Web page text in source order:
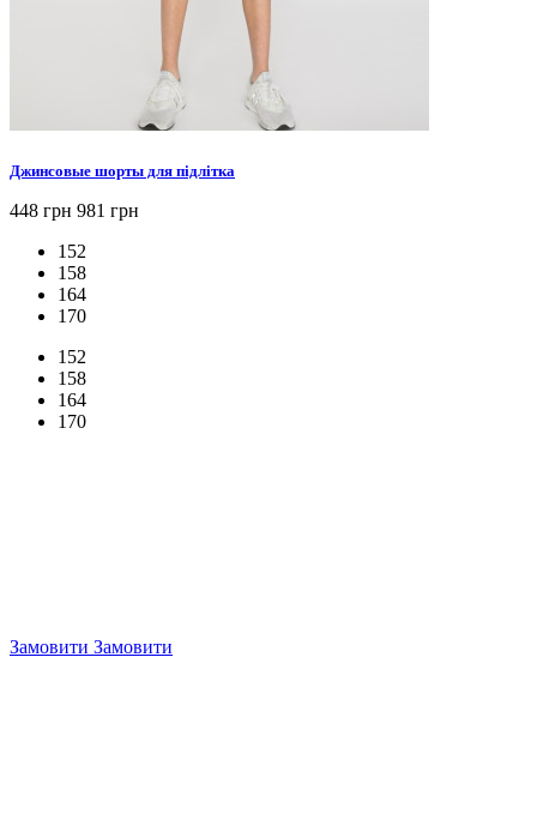
Джинсовые шорты для підлітка
448 грн 981 грн
152
158
164
170
152
158
164
170
Замовити Замовити